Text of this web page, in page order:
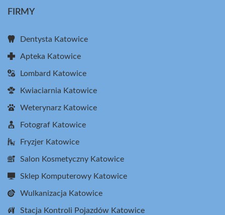
FIRMY
Dentysta Katowice
Apteka Katowice
Lombard Katowice
Kwiaciarnia Katowice
Weterynarz Katowice
Fotograf Katowice
Fryzjer Katowice
Salon Kosmetyczny Katowice
Sklep Komputerowy Katowice
Wulkanizacja Katowice
Stacja Kontroli Pojazdów Katowice